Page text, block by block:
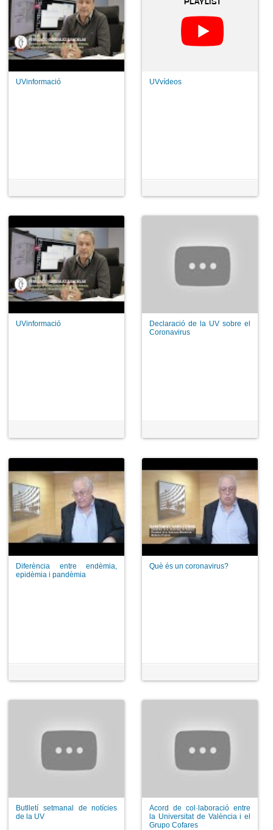
UVinformació UVvídeos
UVinformació
Declaració de la UV sobre el
Coronavirus
Diferència entre endèmia,
epidèmia i pandèmia
Què és un coronavirus?
Butlletí setmanal de notícies
de la UV
Acord de col·laboració entre
la Universitat de València i el
Grupo Cofares